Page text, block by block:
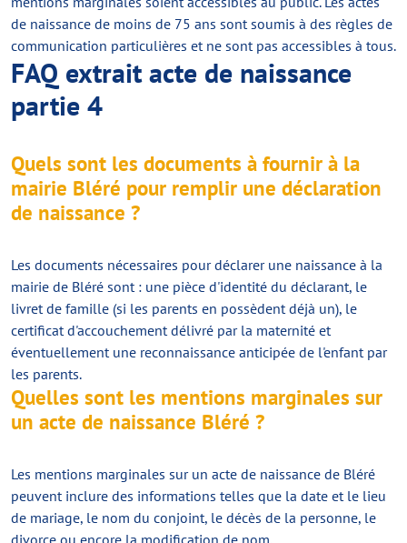
de naissance de moins de 75 ans sont soumis à des règles de
communication particulières et ne sont pas accessibles à tous.
FAQ extrait acte de naissance
partie 4
Quels sont les documents à fournir à la
mairie Bléré pour remplir une déclaration
de naissance ?
Les documents nécessaires pour déclarer une naissance à la
mairie de Bléré sont : une pièce d'identité du déclarant, le
livret de famille (si les parents en possèdent déjà un), le
certificat d'accouchement délivré par la maternité et
éventuellement une reconnaissance anticipée de l'enfant par
les parents.
Quelles sont les mentions marginales sur
un acte de naissance Bléré ?
Les mentions marginales sur un acte de naissance de Bléré
peuvent inclure des informations telles que la date et le lieu
de mariage, le nom du conjoint, le décès de la personne, le
divorce ou encore la modification de nom.